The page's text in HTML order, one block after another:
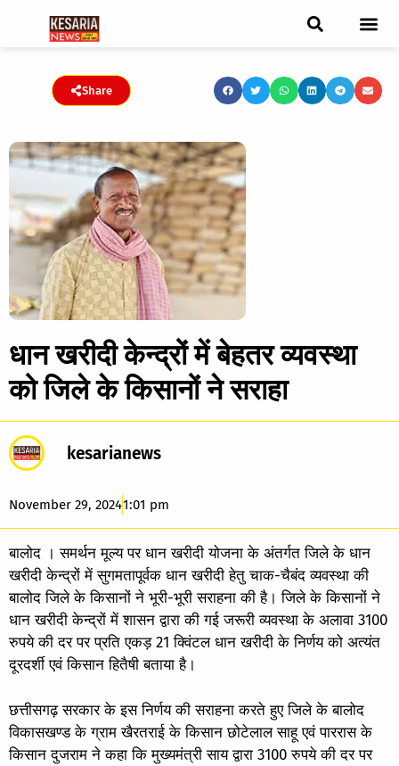
Share
धान खरीदी केन्द्रों में बेहतर व्यवस्था
को जिले के किसानों ने सराहा
kesarianews
November 29, 20241:01 pm
बालोद । समर्थन मूल्य पर धान खरीदी योजना के अंतर्गत जिले के धान
खरीदी केन्द्रों में सुगमतापूर्वक धान खरीदी हेतु चाक-चैबंद व्यवस्था की
बालोद जिले के किसानों ने भूरी-भूरी सराहना की है। जिले के किसानों ने
धान खरीदी केन्द्रों में शासन द्वारा की गई जरूरी व्यवस्था के अलावा 3100
रुपये की दर पर प्रति एकड़ 21 क्विंटल धान खरीदी के निर्णय को अत्यंत
दूरदर्शी एवं किसान हितैषी बताया है।
छत्तीसगढ़ सरकार के इस निर्णय की सराहना करते हुए जिले के बालोद
विकासखण्ड के ग्राम खैरतराई के किसान छोटेलाल साहू एवं पाररास के
किसान दुजराम ने कहा कि मुख्यमंत्री साय द्वारा 3100 रुपये की दर पर